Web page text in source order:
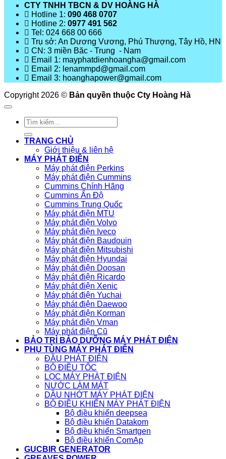
CTY TNHH TBCN & DV HOÀNG HÀ
Hotline 1: 090 468 0707
Hotline 2: 0977 491 562
Tel: 024 668 00 666
Trụ sở: An Dương Vương, Phú Thượng, Tây Hồ, HN
CN: 3 miền Băc - Trung - Nam
Email 1: mayphatdienhoangha@gmail.com
Email 2: lenammpd@gmail.com
Email 3: hoanghapower@gmail.com
Copyright 2026 © Bản quyền thuộc Cty Hoàng Hà
Tìm
kiếm:
TRANG CHỦ
Giới thiệu & liên hệ
MÁY PHÁT ĐIỆN
Máy phát điện Perkins
Máy phát điện Cummins
Cummins Chính Hãng
Cummins Ấn Độ
Cummins Trung Quốc
Máy phát điện MTU
Máy phát điện Volvo
Máy phát điện Iveco
Máy phát điện Baudouin
Máy phát điện Mitsubishi
Máy phát điện Hyundai
Máy phát điện Doosan
Máy phát điện Ricardo
Máy phát điện Xenic
Máy phát điện Yuchai
Máy phát điện Daewoo
Máy phát điện Korman
Máy phát điện Vman
Máy phát điện Cũ
BẢO TRÌ BẢO DƯỠNG MÁY PHÁT ĐIỆN
PHỤ TÙNG MÁY PHÁT ĐIỆN
ĐẦU PHÁT ĐIỆN
BỘ ĐIỀU TỐC
LỌC MÁY PHÁT ĐIỆN
NƯỚC LÀM MÁT
DẦU NHỚT MÁY PHÁT ĐIỆN
BỘ ĐIỀU KHIỂN MÁY PHÁT ĐIỆN
Bộ điều khiển deepsea
Bộ điều khiển Datakom
Bộ điều khiển Smartgen
Bộ điều khiển ComAp
GUCBIR GENERATOR